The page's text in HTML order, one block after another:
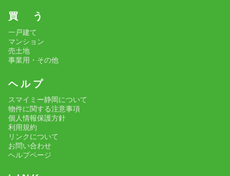
買 う
一戸建て
マンション
売土地
事業用・その他
ヘ ル プ
スマイミー静岡について
物件に関する注意事項
個人情報保護方針
利用規約
リンクについて
お問い合わせ
ヘルプページ